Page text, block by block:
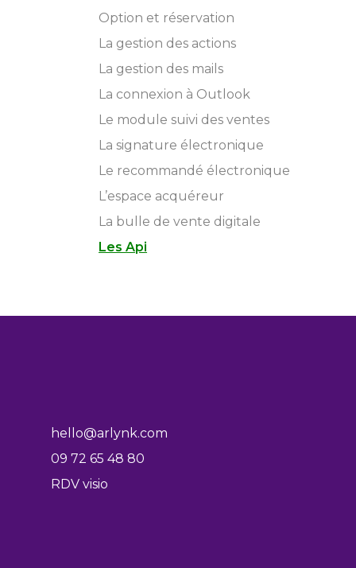
Option et réservation
La gestion des actions
La gestion des mails
La connexion à Outlook
Le module suivi des ventes
La signature électronique
Le recommandé électronique
L’espace acquéreur
La bulle de vente digitale
Les Api
hello@arlynk.com
09 72 65 48 80
RDV visio